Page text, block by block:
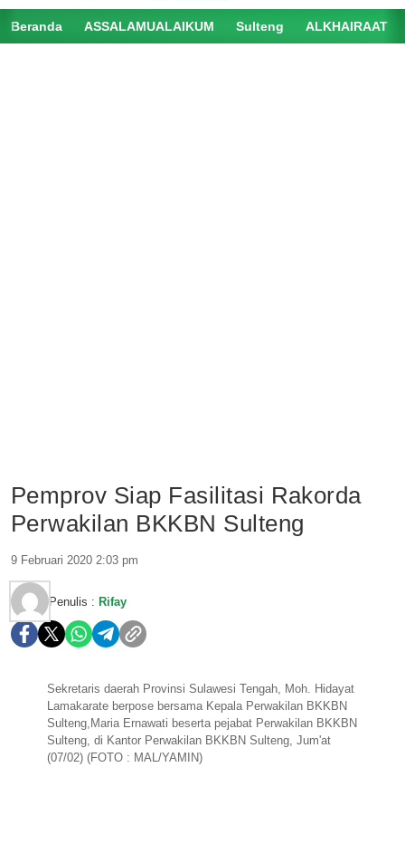
Beranda ASSALAMUALAIKUM Sulteng ALKHAIRAAT
Pemprov Siap Fasilitasi Rakorda
Perwakilan BKKBN Sulteng
9 Februari 2020 2:03 pm
Penulis : Rifay
Sekretaris daerah Provinsi Sulawesi Tengah, Moh. Hidayat
Lamakarate berpose bersama Kepala Perwakilan BKKBN
Sulteng,Maria Ernawati beserta pejabat Perwakilan BKKBN
Sulteng, di Kantor Perwakilan BKKBN Sulteng, Jum'at
(07/02) (FOTO : MAL/YAMIN)